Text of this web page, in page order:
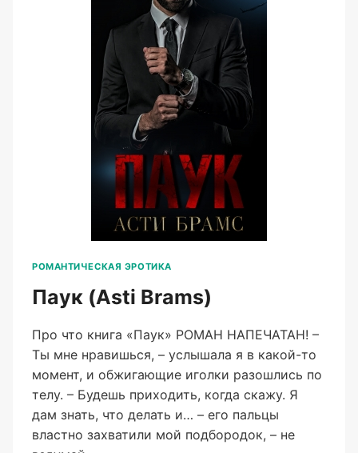
РОМАНТИЧЕСКАЯ ЭРОТИКА
Паук (Asti Brams)
Про что книга «Паук» РОМАН НАПЕЧАТАН! –
Ты мне нравишься, – услышала я в какой-то
момент, и обжигающие иголки разошлись по
телу. – Будешь приходить, когда скажу. Я
дам знать, что делать и… – его пальцы
властно захватили мой подбородок, – не